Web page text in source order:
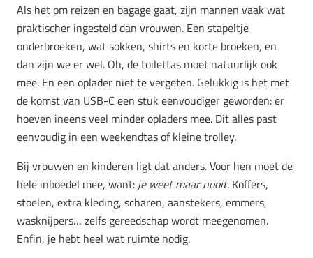
Als het om reizen en bagage gaat, zijn mannen vaak wat
praktischer ingesteld dan vrouwen. Een stapeltje
onderbroeken, wat sokken, shirts en korte broeken, en
dan zijn we er wel. Oh, de toilettas moet natuurlijk ook
mee. En een oplader niet te vergeten. Gelukkig is het met
de komst van USB-C een stuk eenvoudiger geworden: er
hoeven ineens veel minder opladers mee. Dit alles past
eenvoudig in een weekendtas of kleine trolley.
Bij vrouwen en kinderen ligt dat anders. Voor hen moet de
hele inboedel mee, want: je weet maar nooit. Koffers,
stoelen, extra kleding, scharen, aanstekers, emmers,
wasknijpers… zelfs gereedschap wordt meegenomen.
Enfin, je hebt heel wat ruimte nodig.